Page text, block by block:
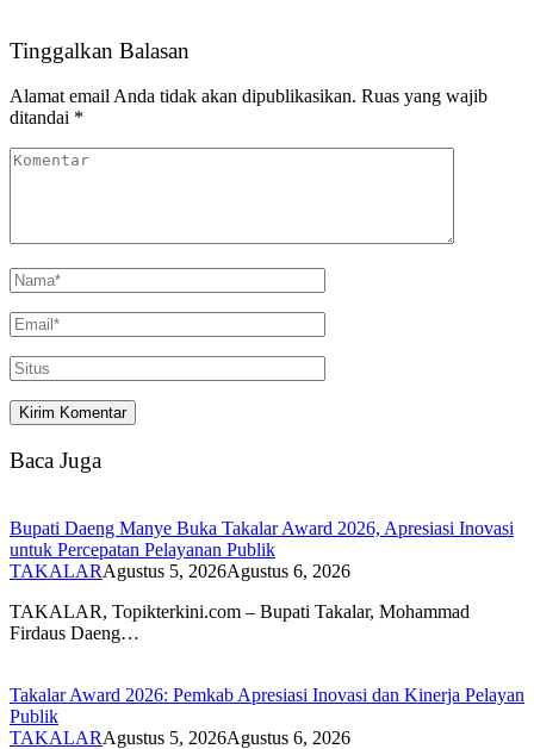
Tinggalkan Balasan
Alamat email Anda tidak akan dipublikasikan. Ruas yang wajib
ditandai *
Baca Juga
Bupati Daeng Manye Buka Takalar Award 2026, Apresiasi Inovasi
untuk Percepatan Pelayanan Publik
TAKALARAgustus 5, 2026Agustus 6, 2026
TAKALAR, Topikterkini.com – Bupati Takalar, Mohammad
Firdaus Daeng…
Takalar Award 2026: Pemkab Apresiasi Inovasi dan Kinerja Pelayan
Publik
TAKALARAgustus 5, 2026Agustus 6, 2026